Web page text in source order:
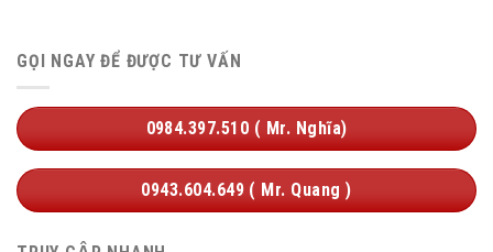
GỌI NGAY ĐỂ ĐƯỢC TƯ VẤN
0984.397.510 ( Mr. Nghĩa)
0943.604.649 ( Mr. Quang )